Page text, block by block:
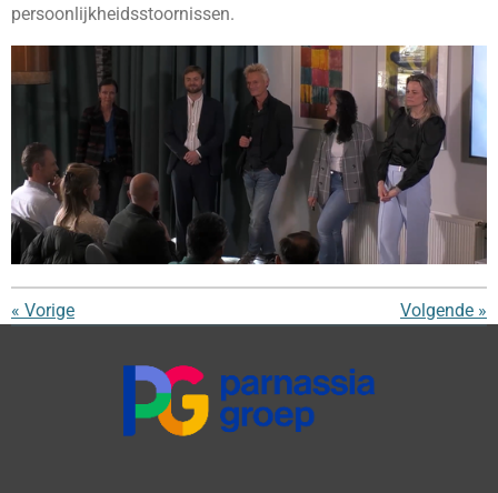
persoonlijkheidsstoornissen.
« Vorige Volgende »